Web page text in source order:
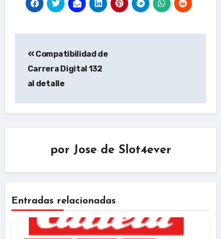
de
entradas
Compatibilidad de
Carrera Digital 132
al detalle
por Jose de Slot4ever
Entradas relacionadas